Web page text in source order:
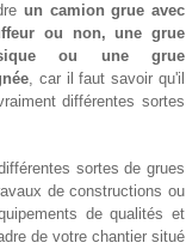
un camion grue avec
ou non, une grue
ou une grue
, car il faut savoir qu'il
différentes sortes
sortes de grues
de constructions ou
de qualités et
de votre chantier situé